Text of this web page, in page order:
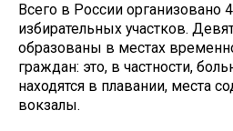
Всего в России организовано
избирательных участков.
образованы в местах
граждан: это, в частности,
находятся в плавании, места
вокзалы.